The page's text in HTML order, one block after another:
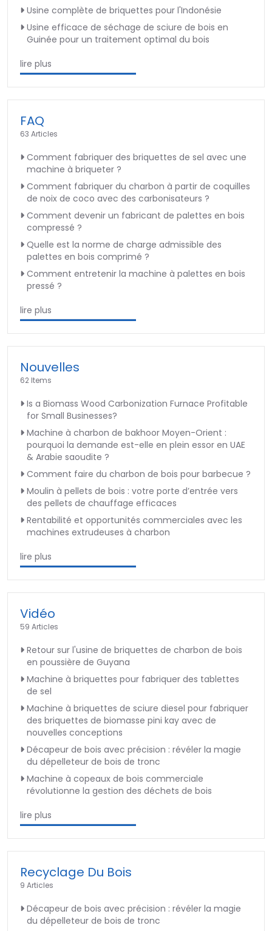
Usine complète de briquettes pour l'Indonésie
Usine efficace de séchage de sciure de bois en
Guinée pour un traitement optimal du bois
lire plus
FAQ
63 Articles
Comment fabriquer des briquettes de sel avec une
machine à briqueter ?
Comment fabriquer du charbon à partir de coquilles
de noix de coco avec des carbonisateurs ?
Comment devenir un fabricant de palettes en bois
compressé ?
Quelle est la norme de charge admissible des
palettes en bois comprimé ?
Comment entretenir la machine à palettes en bois
pressé ?
lire plus
Nouvelles
62 Items
Is a Biomass Wood Carbonization Furnace Profitable
for Small Businesses?
Machine à charbon de bakhoor Moyen-Orient :
pourquoi la demande est-elle en plein essor en UAE
& Arabie saoudite ?
Comment faire du charbon de bois pour barbecue ?
Moulin à pellets de bois : votre porte d’entrée vers
des pellets de chauffage efficaces
Rentabilité et opportunités commerciales avec les
machines extrudeuses à charbon
lire plus
Vidéo
59 Articles
Retour sur l'usine de briquettes de charbon de bois
en poussière de Guyana
Machine à briquettes pour fabriquer des tablettes
de sel
Machine à briquettes de sciure diesel pour fabriquer
des briquettes de biomasse pini kay avec de
nouvelles conceptions
Décapeur de bois avec précision : révéler la magie
du dépelleteur de bois de tronc
Machine à copeaux de bois commerciale
révolutionne la gestion des déchets de bois
lire plus
Recyclage Du Bois
9 Articles
Décapeur de bois avec précision : révéler la magie
du dépelleteur de bois de tronc